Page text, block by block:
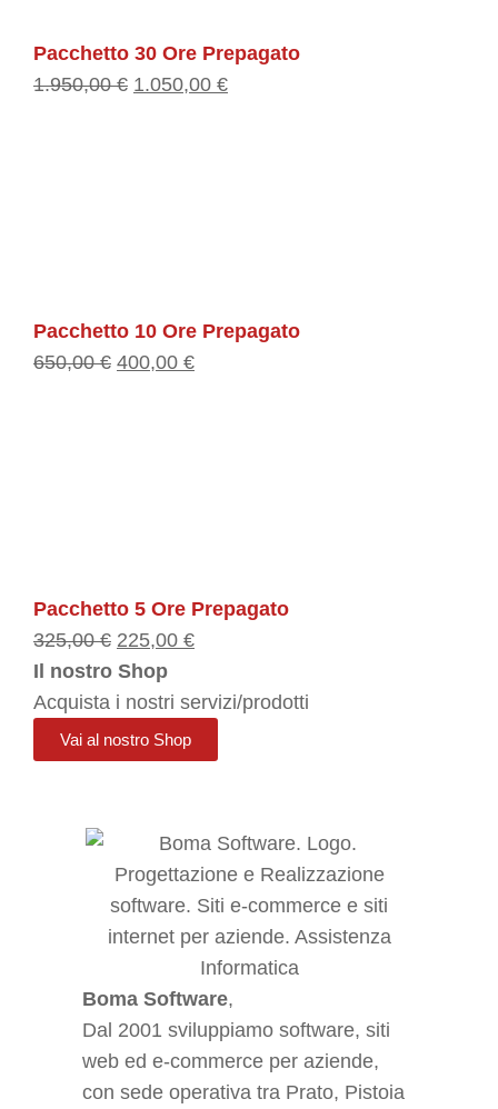
Pacchetto 30 Ore Prepagato
1.950,00€ 1.050,00 €
Pacchetto 10 Ore Prepagato
650,00€ 400,00 €
Pacchetto 5 Ore Prepagato
325,00€ 225,00 €
Il nostro Shop
Acquista i nostri servizi/prodotti
Vai al nostro Shop
Boma Software,
Dal 2001 sviluppiamo software, siti
web ed e-commerce per aziende,
con sede operativa tra Prato, Pistoia